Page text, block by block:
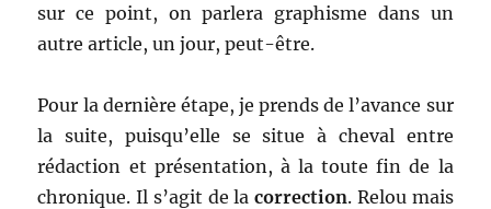
sur ce point, on parlera graphisme dans un
autre article, un jour, peut-être.
Pour la dernière étape, je prends de l’avance sur
la suite, puisqu’elle se situe à cheval entre
rédaction et présentation, à la toute fin de la
chronique. Il s’agit de lacorrection. Relou mais